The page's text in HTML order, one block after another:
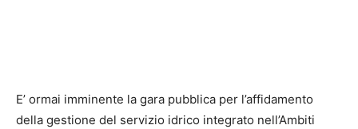
E’ ormai imminente la gara pubblica per l’affidamento
della gestione del servizio idrico integrato nell’Ambiti